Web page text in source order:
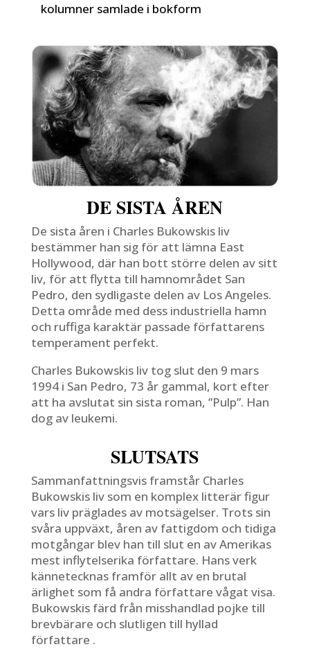
kolumner samlade i bokform
DE SISTA ÅREN
De sista åren i Charles Bukowskis liv
bestämmer han sig för att lämna East
Hollywood, där han bott större delen av sitt
liv, för att flytta till hamnområdet San
Pedro, den sydligaste delen av Los Angeles.
Detta område med dess industriella hamn
och ruffiga karaktär passade författarens
temperament perfekt.
Charles Bukowskis liv tog slut den 9 mars
1994 i San Pedro, 73 år gammal, kort efter
att ha avslutat sin sista roman, ”Pulp”. Han
dog av leukemi.
SLUTSATS
Sammanfattningsvis framstår Charles
Bukowskis liv som en komplex litterär figur
vars liv präglades av motsägelser. Trots sin
svåra uppväxt, åren av fattigdom och tidiga
motgångar blev han till slut en av Amerikas
mest inflytelserika författare. Hans verk
kännetecknas framför allt av en brutal
ärlighet som få andra författare vågat visa.
Bukowskis färd från misshandlad pojke till
brevbärare och slutligen till hyllad
författare .